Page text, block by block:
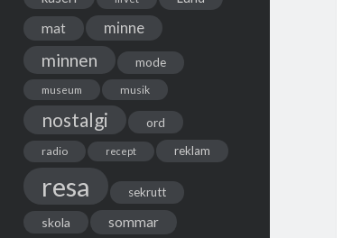
mat minne
minnen mode
museum musik
nostalgi ord
radio recept reklam
resa sekrutt
skola sommar